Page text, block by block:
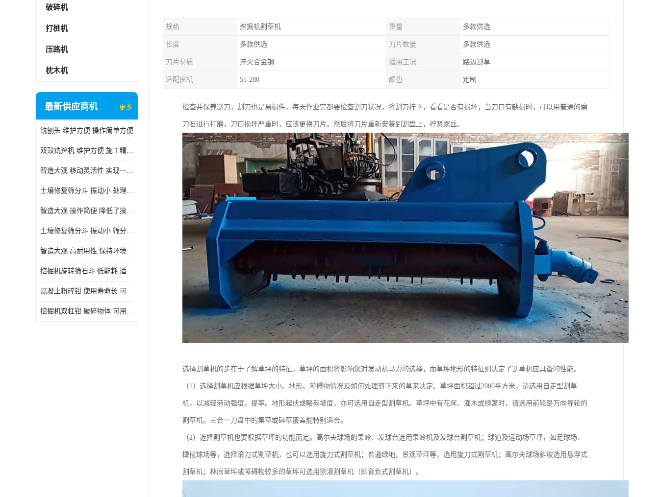
破碎机
打桩机
压路机
枕木机
最新供应商机 更多
铣刨头 维护方便 操作简单方便
双鼓铣挖机 维护方便 施工精度高
智造大观 移动灵活性 实现一机多用
土壤修复筛分斗 振动小 处理能力大
智造大观 操作简便 降低了操作难度
土壤修复筛分斗 振动小 筛分效果可调节
智造大观 高耐用性 保持环境整洁
挖掘机旋转筛石斗 低能耗 适用范围广
混凝土粉碎钳 使用寿命长 可用于多种场合
挖掘机双杠钳 破碎物体 可用于多种场合
规格 挖掘机割草机 重量 多款供选
长度 多款供选 刀片数量 多款供选
刀片材质 淬火合金钢 适用工况 路边割草
适配挖机 55-280 颜色 定制
检查并保养割刀，割刀也是易损件，每天作业完都要检查割刀状况，将割刀拧下，看看是否有损坏，当刀口有缺损时，可以用普通的磨
刀石进行打磨，刀口损坏严重时，应该更换刀片。然后将刀片重新安装到割盘上，拧紧螺丝。
选择割草机的步在于了解草坪的特征。草坪的面积将影响您对发动机马力的选择，而草坪地形的特征则决定了割草机应具备的性能。
（1）选择割草机应根据草坪大小、地形、障碍物情况及如何处理剪下来的草来决定。草坪面积超过2000平方米，请选用自走型割草
机，以减轻劳动强度，提率。地形起伏或略有坡度，亦可选用自走型割草机。草坪中有花床、灌木或绿篱时，请选用前轮是万向导轮的
割草机。三合一刀盘中的集草或碎草覆盖能特别适合。
（2）选择割草机也要根据草坪的功能而定。高尔夫球场的果岭、发球台选用果岭机及发球台割草机；球道及运动场草坪，如足球场、
橄榄球场等，选择滚刀式割草机，也可以选用旋刀式割草机；普通绿地，景观草坪等，选用旋刀式割草机；高尔夫球场斜坡选用悬浮式
割草机；林间草坪或障碍物较多的草坪可选用割灌割草机（即背负式割草机）。